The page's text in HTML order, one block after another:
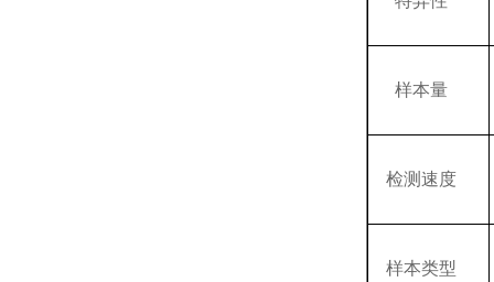
样本量
检测速度
样本类型